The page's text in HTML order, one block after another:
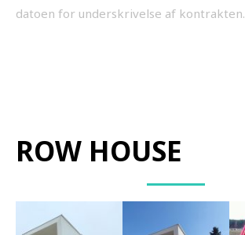
datoen for underskrivelse af kontrakten.
ROW HOUSE